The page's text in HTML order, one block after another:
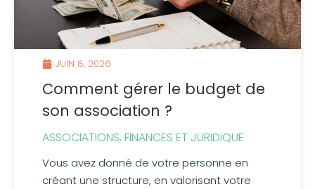
JUIN 8, 2026
Comment gérer le budget de
son association ?
ASSOCIATIONS, FINANCES ET JURIDIQUE
Vous avez donné de votre personne en
créant une structure, en valorisant votre